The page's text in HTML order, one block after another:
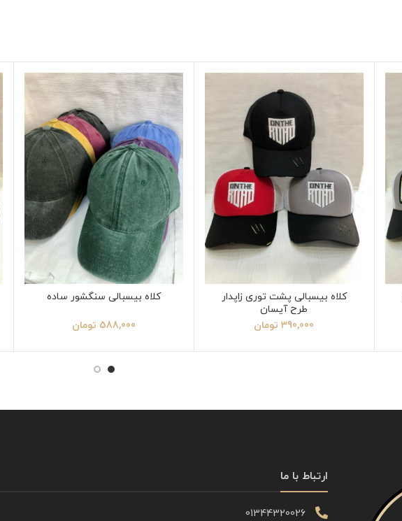
کلاه بیسبالی پشت توری زاپدار
طرح آیسان
390,000 تومان
کلاه بیسبالی سنگشور ساده
588,000 تومان
ارتباط با ما
01344320026